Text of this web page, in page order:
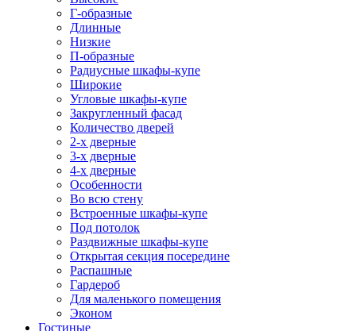
Г-образные
Длинные
Низкие
П-образные
Радиусные шкафы-купе
Широкие
Угловые шкафы-купе
Закругленный фасад
Количество дверей
2-х дверные
3-х дверные
4-х дверные
Особенности
Во всю стену
Встроенные шкафы-купе
Под потолок
Раздвижные шкафы-купе
Открытая секция посередине
Распашные
Гардероб
Для маленького помещения
Эконом
Гостиные